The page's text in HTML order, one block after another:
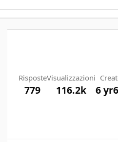
Risposte
779
Visualizzazioni
116.2k 6 yr